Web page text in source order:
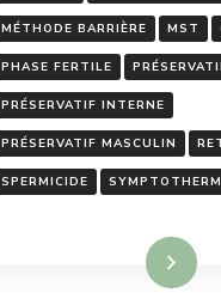
MÉTHODE BARRIÈRE MST
PHASE FERTILE
PRÉSERVATIF INTERNE
PRÉSERVATIF MASCULIN
SPERMICIDE
Lire la suite